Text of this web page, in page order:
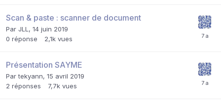
Scan & paste : scanner de document
Par JLL , 14 juin 2019
0 réponse 2,1k vues
Présentation SAYME
Partekyann, 15 avril 2019
2 réponses 7,7k vues